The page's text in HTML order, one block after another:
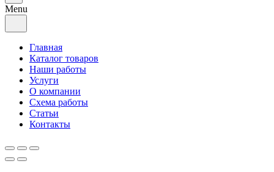
Menu
Главная
Каталог товаров
Наши работы
Услуги
О компании
Схема работы
Статьи
Контакты